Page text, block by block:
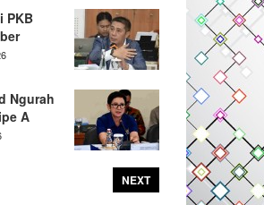
PKB
Ngurah
A
NEXT